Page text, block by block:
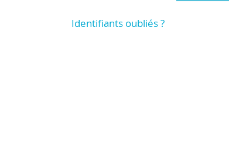
Identifiants oubliés ?